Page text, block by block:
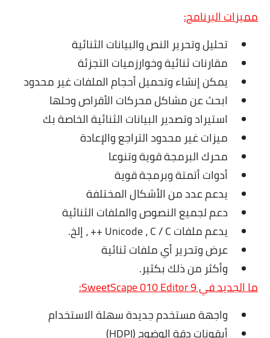
مميزات البرنامج:
تحليل وتحرير النص والبيانات الثنائية
مقارنات ثنائية وخوارزميات التجزئة
يمكن إنشاء وتحميل أحجام الملفات غير محدود
ابحث عن مشاكل محركات الأقراص وحلها
استيراد وتصدير البيانات الثنائية الخاصة بك
ميزات غير محدود التراجع والإعادة
محرك البرمجة قوية وتنوعا
أدوات أتمتة وبرمجة قوية
يدعم عدد من الأشكال المختلفة
دعم لجميع النصوص والملفات الثنائية
يدعم ملفات Unicode ، C / C ++ ، إلخ.
عرض وتحرير أي ملفات ثنائية
وأكثر من ذلك بكثير.
ما الجديد في SweetScape 010 Editor 9:
واجهة مستخدم جديدة سهلة الاستخدام
أيقونات دقة الوضوح (HDPI)